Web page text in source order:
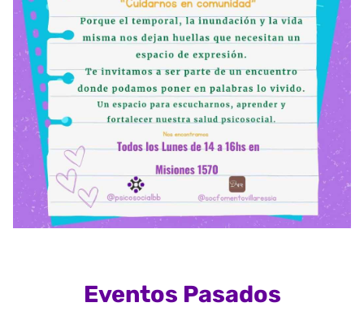
Eventos Pasados